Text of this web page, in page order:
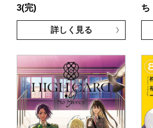
3(完)
詳しく見る
ち